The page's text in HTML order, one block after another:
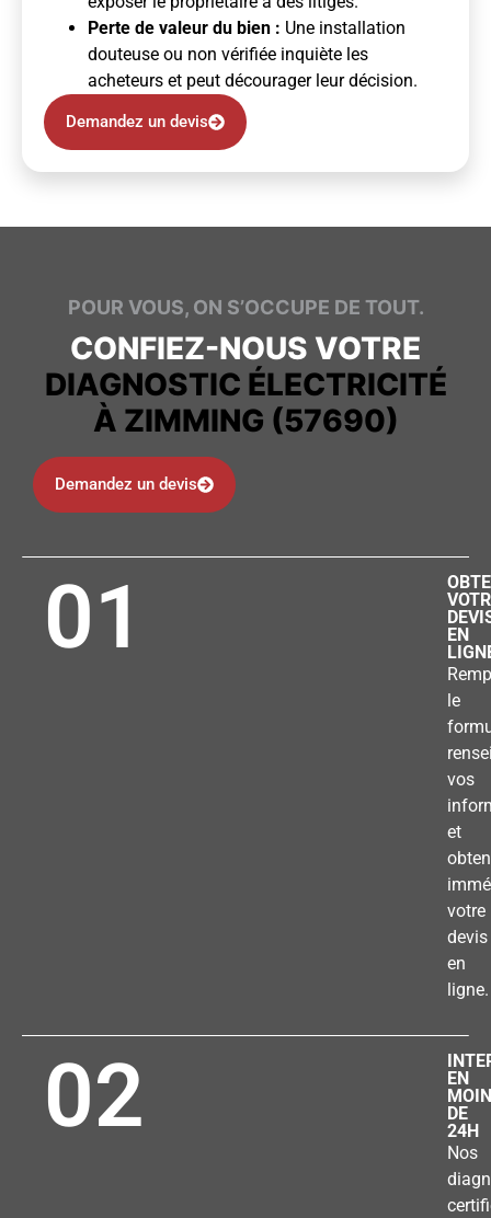
Perte de valeur du bien : Une installation
douteuse ou non vérifiée inquiète les
acheteurs et peut décourager leur décision.
Demandez un devis
POUR VOUS, ON S’OCCUPE DE TOUT.
CONFIEZ-NOUS VOTRE
DIAGNOSTIC ÉLECTRICITÉ
À ZIMMING (57690)
Demandez un devis
01
EN
le
vos
et
votre
devis
en
ligne.
02
EN
DE
24H
Nos